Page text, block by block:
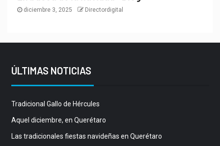
diciembre 3, 2025 Directordigital
ÚLTIMAS NOTICIAS
Tradicional Gallo de Hércules
Aquel diciembre, en Querétaro
Las tradicionales fiestas navideñas en Querétaro